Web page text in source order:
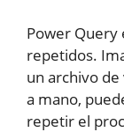
Power Query
repetidos.
un archivo
a mano,
repetir el